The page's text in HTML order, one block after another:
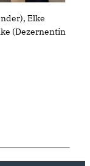
Elke
(Dezernentin